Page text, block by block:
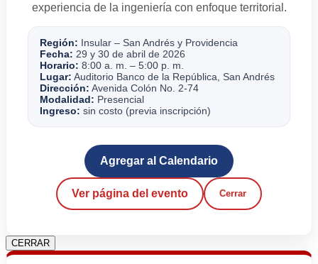
experiencia de la ingeniería con enfoque territorial.
Región: Insular – San Andrés y Providencia
Fecha: 29 y 30 de abril de 2026
Horario: 8:00 a. m. – 5:00 p. m.
Lugar: Auditorio Banco de la República, San Andrés
Dirección: Avenida Colón No. 2-74
Modalidad: Presencial
Ingreso: sin costo (previa inscripción)
Agregar al Calendario
Ver página del evento Cerrar
CERRAR